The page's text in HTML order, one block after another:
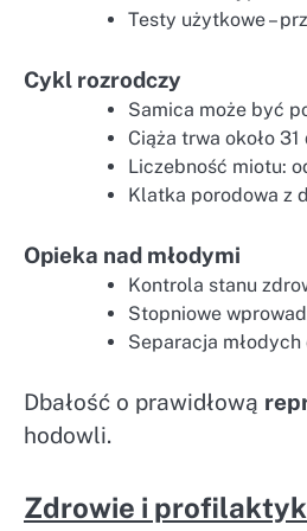
Testy użytkowe –
Cykl rozrodczy
Samica może być
Ciąża trwa około 31
Liczebność miotu:
Klatka porodowa z
Opieka nad młodymi
Kontrola stanu
Stopniowe
Separacja
Dbałość o prawidłową
hodowli.
Zdrowie i